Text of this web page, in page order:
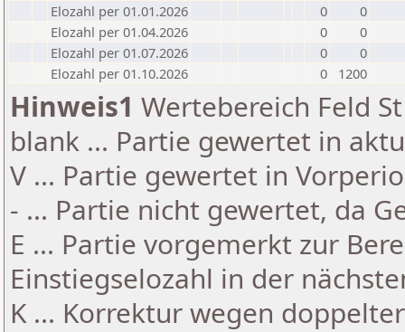
Elozahl per 01.01.2026
0
0
Elozahl per 01.04.2026
0
0
Elozahl per 01.07.2026
0
0
Elozahl per 01.10.2026
0 1200
Hinweis1 Wertebereich Feld
blank ... Partie gewertet in
V ... Partie gewertet in
- ... Partie nicht gewertet, da
E ... Partie vorgemerkt zur
Einstiegselozahl in der
K ... Korrektur wegen